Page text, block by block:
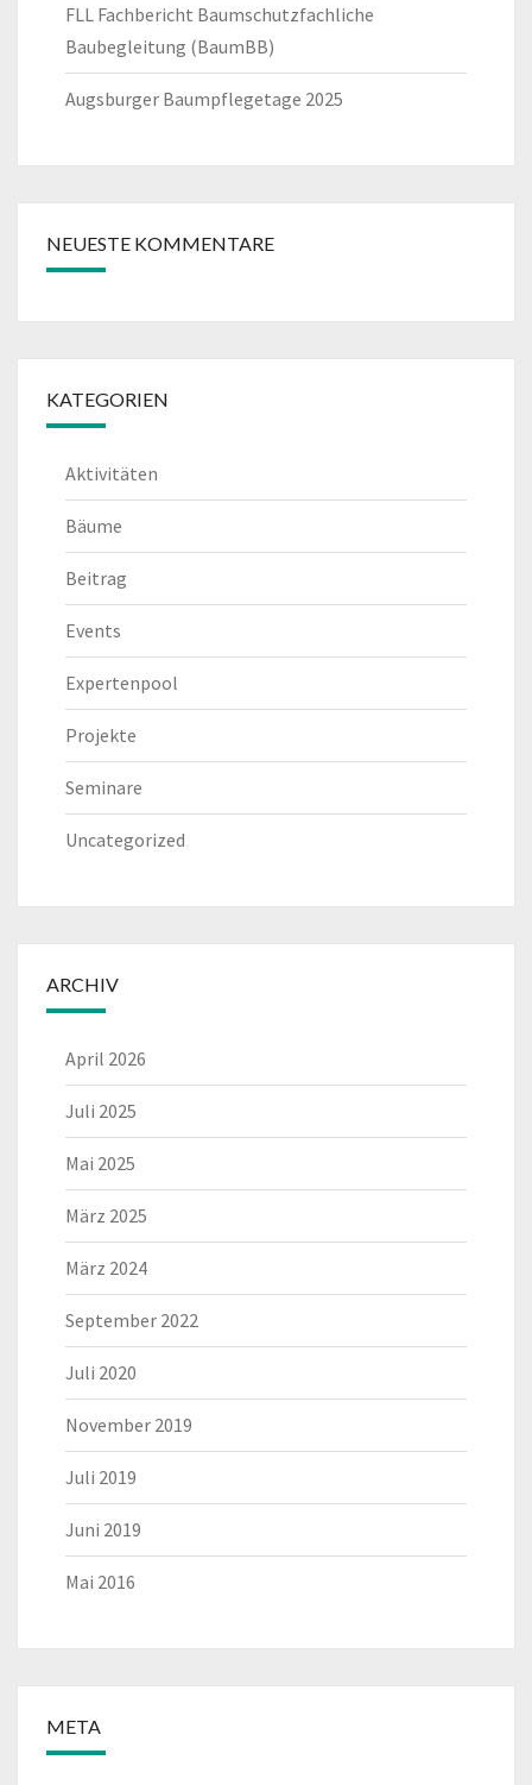
FLL Fachbericht Baumschutzfachliche
Baubegleitung (BaumBB)
Augsburger Baumpflegetage 2025
NEUESTE KOMMENTARE
KATEGORIEN
Aktivitäten
Bäume
Beitrag
Events
Expertenpool
Projekte
Seminare
Uncategorized
ARCHIV
April 2026
Juli 2025
Mai 2025
März 2025
März 2024
September 2022
Juli 2020
November 2019
Juli 2019
Juni 2019
Mai 2016
META